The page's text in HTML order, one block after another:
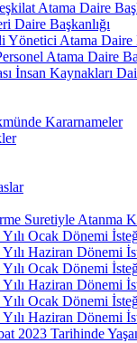
Atama Daire
Daire Başkanlığı
Yönetici Atama Daire
Atama Daire
İnsan Kaynakları
Kararnameler
Suretiyle Atanma
Yılı Ocak Dönemi
Yılı Haziran Dönemi
Yılı Ocak Dönemi
Yılı Haziran Dönemi
Yılı Ocak Dönemi
Yılı Haziran Dönemi
2023 Tarihinde